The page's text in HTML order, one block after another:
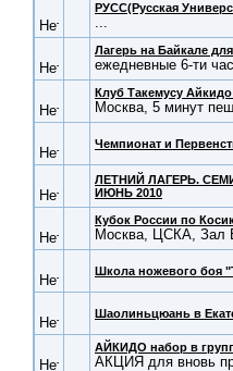
РУСС(Русская
...
Лагерь на Байкале
ежедневные 6-ти
Клуб Такемусу
Москва, 5 минут
Чемпионат и
ЛЕТНИЙ ЛАГЕРЬ.
ИЮНЬ 2010
Кубок России по
Москва, ЦСКА, Зал
Школа ножевого боя
Шаолиньцюань в
АЙКИДО набор в
АКЦИЯ для вновь